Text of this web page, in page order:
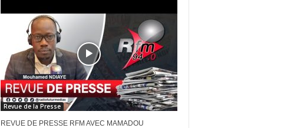
Revue de la Presse
REVUE DE PRESSE RFM AVEC MAMADOU